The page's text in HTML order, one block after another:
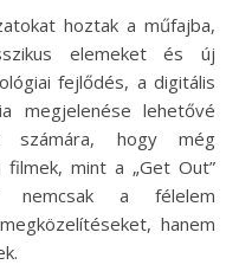
hoztak a műfajba,
elemeket és új
fejlődés, a digitális
megjelenése lehetővé
hogy még
filmek, mint a „Get Out”
a félelem
hanem